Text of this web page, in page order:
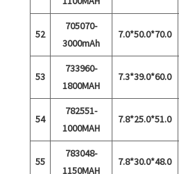
52
705070-
3000mAh
7.0*50.0*70.0
53
733960-
1800MAH
7.3*39.0*60.0
54
782551-
1000MAH
7.8*25.0*51.0
55
783048-
1150MAH
7.8*30.0*48.0